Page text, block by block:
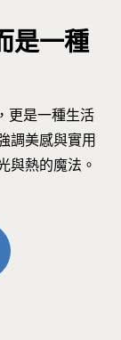
是一種
更是一種生活
調美感與實用
與熱的魔法。